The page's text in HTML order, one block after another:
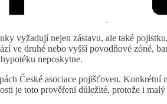
vyžadují nejen zástavu, ale také
ve druhé nebo vyšší povodňové zóně,
neposkytne.
České asociace pojišťoven.
je toto prověření důležité, protože i